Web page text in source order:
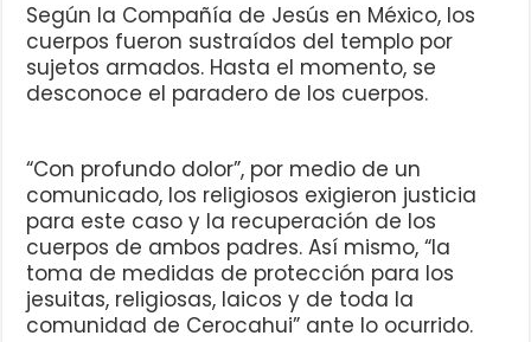
Según la Compañía de Jesús en México, los
cuerpos fueron sustraídos del templo por
sujetos armados. Hasta el momento, se
desconoce el paradero de los cuerpos.
“Con profundo dolor”, por medio de un
comunicado, los religiosos exigieron justicia
para este caso y la recuperación de los
cuerpos de ambos padres. Así mismo, “la
toma de medidas de protección para los
jesuitas, religiosas, laicos y de toda la
comunidad de Cerocahui” ante lo ocurrido.